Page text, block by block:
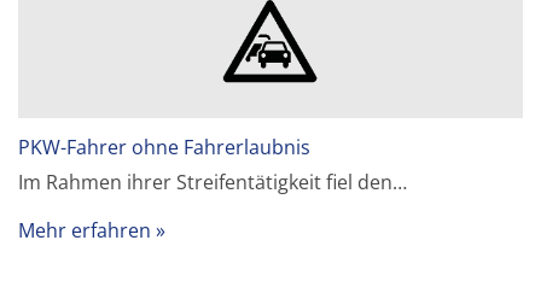
PKW-Fahrer ohne Fahrerlaubnis
Im Rahmen ihrer Streifentätigkeit fiel den…
Mehr erfahren